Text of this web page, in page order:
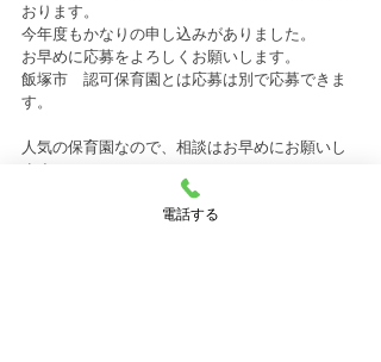
おります。
今年度もかなりの申し込みがありました。
お早めに応募をよろしくお願いします。
飯塚市　認可保育園とは応募は別で応募できま
す。
人気の保育園なので、相談はお早めにお願いし
ます。
病児保育園　病後児保育園　完備
一時預かり保育もご相談下さい。
電話する